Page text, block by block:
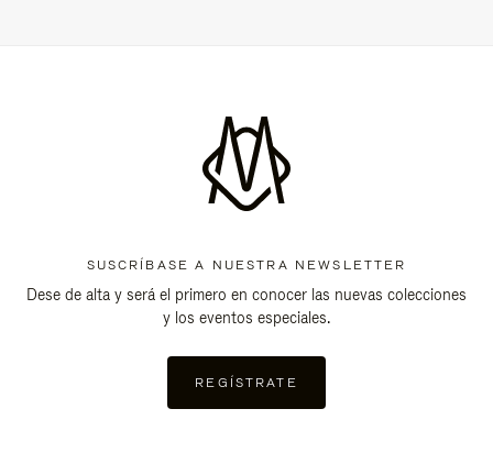
SUSCRÍBASE A NUESTRA NEWSLETTER
Dese de alta y será el primero en conocer las nuevas colecciones
y los eventos especiales.
REGÍSTRATE